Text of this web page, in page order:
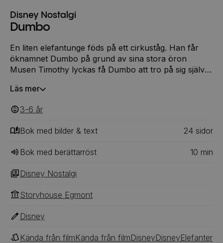
Disney Nostalgi
Dumbo
En liten elefantunge föds på ett cirkuståg. Han får
öknamnet Dumbo på grund av sina stora öron
Musen Timothy lyckas få Dumbo att tro på sig själv
att flyga.
Läs mer
3-6 ‎‎ år
Bok med bilder & text 24 ‎‎ sidor
Bok med berättarröst 10 min
Disney Nostalgi
Storyhouse Egmont
Disney
Kända från filmKända från filmDisneyDisneyElefanter